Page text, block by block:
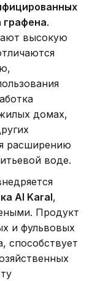
графена.
высокую
домах,
расширению
воде.
Al Karal,
Продукт
и фульвовых
способствует